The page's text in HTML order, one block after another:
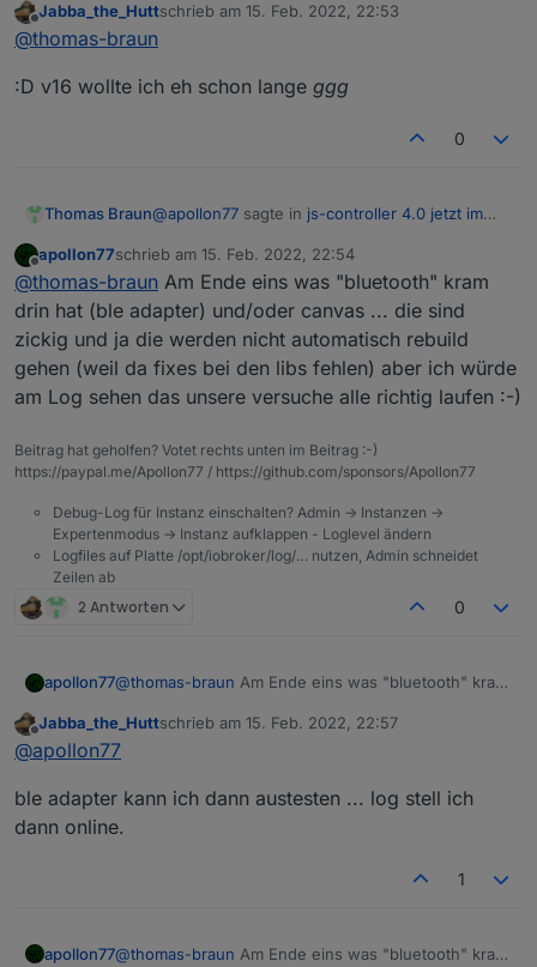
Eins mit 'ner anderen ABI als dein jetziges. 😀
Offline
Jabba_the_Huttschrieb am 15. Feb. 2022, 22:53
zuletzt editiert von
@thomas-braun
:D v16 wollte ich eh schon lange ggg
0
Thomas Braun@apollon77 sagte in js-controller 4.0 jetzt im
(na, mag nochmal jemand Node.js
upgraden oder so? ;-)) )
Kein Problem. Node-Versionswechsel ist ja
schnell gemacht.
Wobei die letzten Wechsel der nodejs-
Installation bei den von mir eingesetzten
Adaptern schon sauber weggebügelt wurden.
Offline
apollon77schrieb am 15. Feb. 2022, 22:54
zuletzt editiert von
@thomas-braun Am Ende eins was "bluetooth" kram
drin hat (ble adapter) und/oder canvas ... die sind
zickig und ja die werden nicht automatisch rebuild
gehen (weil da fixes bei den libs fehlen) aber ich würde
am Log sehen das unsere versuche alle richtig laufen :-)
Beitrag hat geholfen? Votet rechts unten im Beitrag :-)
https://paypal.me/Apollon77 / https://github.com/sponsors/Apollon77
Debug-Log für Instanz einschalten? Admin -> Instanzen ->
Expertenmodus -> Instanz aufklappen - Loglevel ändern
Logfiles auf Platte /opt/iobroker/log/… nutzen, Admin schneidet
Zeilen ab
2 Antworten 0
apollon77@thomas-braun Am Ende eins was "bluetooth" kram
zickig und ja die werden nicht automatisch rebuild
gehen (weil da fixes bei den libs fehlen) aber ich
richtig laufen :-)
Offline
Jabba_the_Huttschrieb am 15. Feb. 2022, 22:57
zuletzt editiert von
@apollon77
ble adapter kann ich dann austesten ... log stell ich
dann online.
1
apollon77@thomas-braun Am Ende eins was "bluetooth" kram